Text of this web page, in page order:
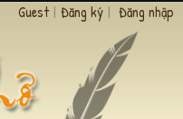
Guest | Đăng ký | Đăng nhập